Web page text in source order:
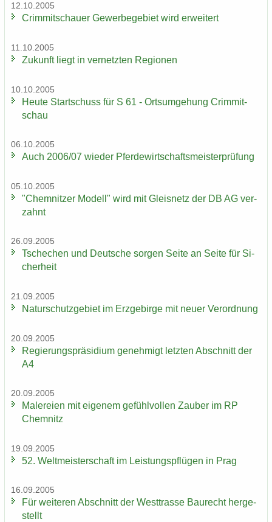
12.10.2005
Crim­mit­schau­er Ge­wer­be­ge­biet wird er­wei­tert
11.10.2005
Zu­kunft liegt in ver­netz­ten Re­gio­nen
10.10.2005
Heute Start­schuss für S 61 - Orts­um­ge­hung Crim­mit­
schau
06.10.2005
Auch 2006/07 wie­der Pfer­de­wirt­schafts­meis­ter­prü­fung
05.10.2005
"Chem­nit­zer Mo­dell" wird mit Gleis­netz der DB AG ver­
zahnt
26.09.2005
Tsche­chen und Deut­sche sor­gen Seite an Seite für Si­
cher­heit
21.09.2005
Na­tur­schutz­ge­biet im Erz­ge­bir­ge mit neuer Ver­ord­nung
20.09.2005
Re­gie­rungs­prä­si­di­um ge­neh­migt letz­ten Ab­schnitt der
A4
20.09.2005
Ma­le­rei­en mit ei­ge­nem ge­fühl­vol­len Zau­ber im RP
Chem­nitz
19.09.2005
52. Welt­meis­ter­schaft im Leis­tungs­pflü­gen in Prag
16.09.2005
Für wei­te­ren Ab­schnitt der West­tras­se Bau­recht her­ge­
stellt